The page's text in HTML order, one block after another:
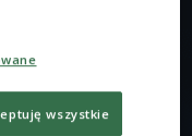
oraz ich
opisujące
ważne,
wszystkie